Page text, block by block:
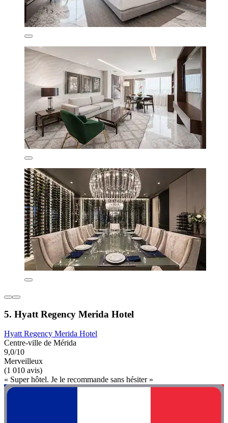
5. Hyatt Regency Merida Hotel
Hyatt Regency Merida Hotel
Centre-ville de Mérida
9,0/10
Merveilleux
(1 010 avis)
« Super hôtel. Je le recommande sans hésiter »